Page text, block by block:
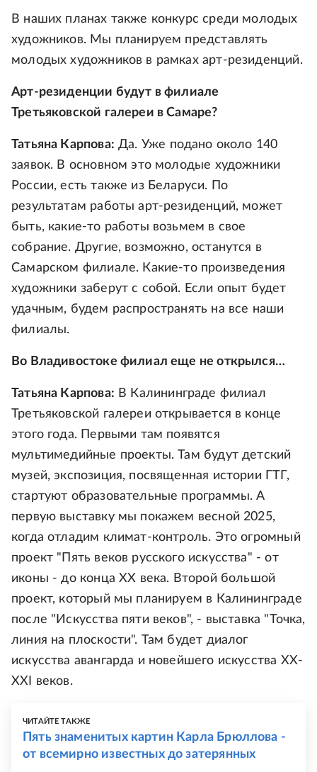
В наших планах также конкурс среди молодых
художников. Мы планируем представлять
молодых художников в рамках арт-резиденций.
Арт-резиденции будут в филиале
Третьяковской галереи в Самаре?
Татьяна Карпова: Да. Уже подано около 140
заявок. В основном это молодые художники
России, есть также из Беларуси. По
результатам работы арт-резиденций, может
быть, какие-то работы возьмем в свое
собрание. Другие, возможно, останутся в
Самарском филиале. Какие-то произведения
художники заберут с собой. Если опыт будет
удачным, будем распространять на все наши
филиалы.
Во Владивостоке филиал еще не открылся…
Татьяна Карпова: В Калининграде филиал
Третьяковской галереи открывается в конце
этого года. Первыми там появятся
мультимедийные проекты. Там будут детский
музей, экспозиция, посвященная истории ГТГ,
стартуют образовательные программы. А
первую выставку мы покажем весной 2025,
когда отладим климат-контроль. Это огромный
проект "Пять веков русского искусства" - от
иконы - до конца ХХ века. Второй большой
проект, который мы планируем в Калининграде
после "Искусства пяти веков", - выставка "Точка,
линия на плоскости". Там будет диалог
искусства авангарда и новейшего искусства ХХ-
ХХI веков.
ЧИТАЙТЕ ТАКЖЕ
Пять знаменитых картин Карла Брюллова -
от всемирно известных до затерянных